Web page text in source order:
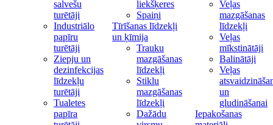
salvešu
turētāji
Industriālo
papīru
turētāji
Ziepju un
dezinfekcijas
līdzekļu
turētāji
Tualetes
papīra
liekšķeres
Spaiņi
Tīrīšanas līdzekļi
un ķīmija
Trauku
mazgāšanas
līdzekļi
Stiklu
mazgāšanas
līdzekļi
Dažādu
Veļas
mazgāšanas
līdzekļi
Veļas
mīkstinātāji
Balinātāji
Veļas
un
gludināšanai
Iepakošanas